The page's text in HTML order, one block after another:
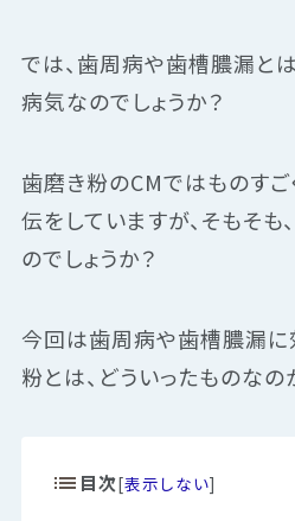
では、歯周病や歯槽膿漏と
病気なのでしょうか？
歯磨き粉のCMではものす
伝をしていますが、そもそ
のでしょうか？
今回は歯周病や歯槽膿漏
粉とは、どういったものなの
目次[表示しない]